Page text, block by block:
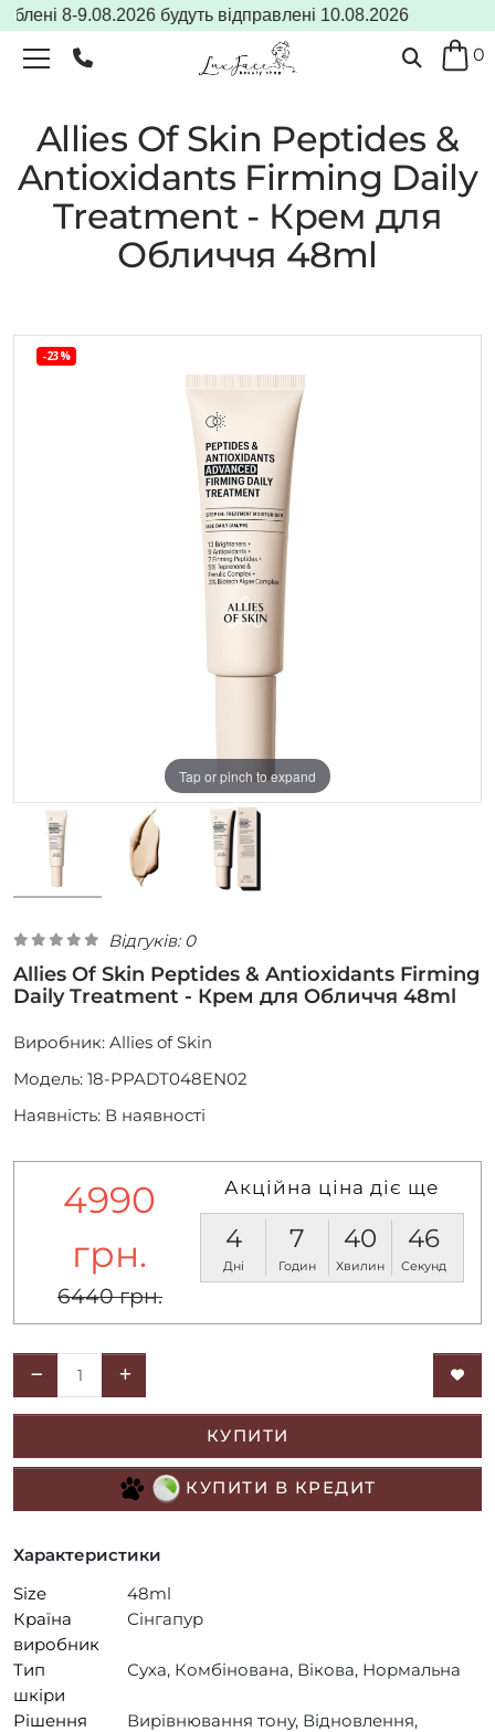
8-9.08.2026 будуть відправлені 10.08.2026
0
Allies Of Skin Peptides &
Antioxidants Firming Daily
Treatment - Крем для
Обличчя 48ml
-23%
Tap or pinch to expand
Відгуків: 0
Allies Of Skin Peptides & Antioxidants Firming
Daily Treatment - Крем для Обличчя 48ml
Виробник: Allies of Skin
Модель: 18-PPADT048EN02
Наявність: В наявності
4990
грн.
6440 грн.
Акційна ціна діє ще
4
Дні
7
Годин
40
Хвилин
46
Секунд
КУПИТИ
КУПИТИ В КРЕДИТ
Характеристики
Size
48ml
Країна
виробник
Сінгапур
Тип
шкіри
Суха, Комбінована, Вікова, Нормальна
Рішення
Вирівнювання тону, Відновлення,